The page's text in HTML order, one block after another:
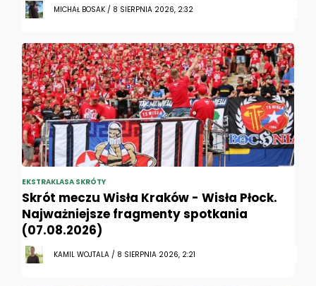
MICHAŁ BOSAK / 8 SIERPNIA 2026, 2:32
EKSTRAKLASA SKRÓTY
Skrót meczu Wisła Kraków - Wisła Płock.
Najważniejsze fragmenty spotkania
(07.08.2026)
KAMIL WOJTALA / 8 SIERPNIA 2026, 2:21